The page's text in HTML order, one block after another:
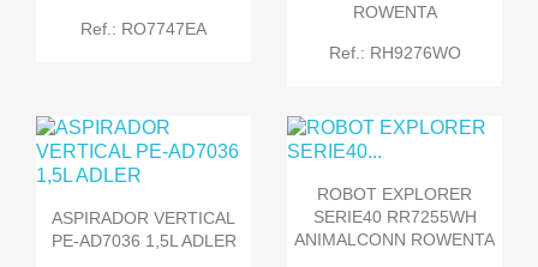
Ref.: RO7747EA
ROWENTA
Ref.: RH9276WO
ASPIRADOR VERTICAL
PE-AD7036 1,5L ADLER
ROBOT EXPLORER
SERIE40 RR7255WH
ANIMALCONN ROWENTA